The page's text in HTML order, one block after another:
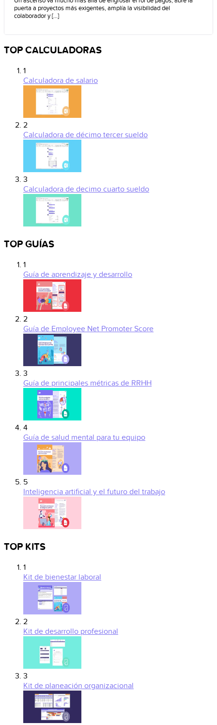
puerta a proyectos más exigentes, amplía la visibilidad del
colaborador y [...]
TOP CALCULADORAS
1
Calculadora de salario
2
Calculadora de décimo tercer sueldo
3
Calculadora de decimo cuarto sueldo
TOP GUÍAS
1
Guía de aprendizaje y desarrollo
2
Guía de Employee Net Promoter Score
3
Guía de principales métricas de RRHH
4
Guía de salud mental para tu equipo
5
Inteligencia artificial y el futuro del trabajo
TOP KITS
1
Kit de bienestar laboral
2
Kit de desarrollo profesional
3
Kit de planeación organizacional